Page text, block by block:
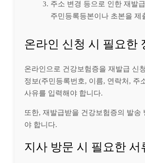
주소 변경 등으로 인한 재발
주민등록등본이나 초본을 제
온라인 신청 시 필요한
온라인으로 건강보험증을 재발급 신
정보(주민등록번호, 이름, 연락처, 주
사유를 입력해야 합니다.
또한, 재발급받을 건강보험증의 발송
야 합니다.
지사 방문 시 필요한 서